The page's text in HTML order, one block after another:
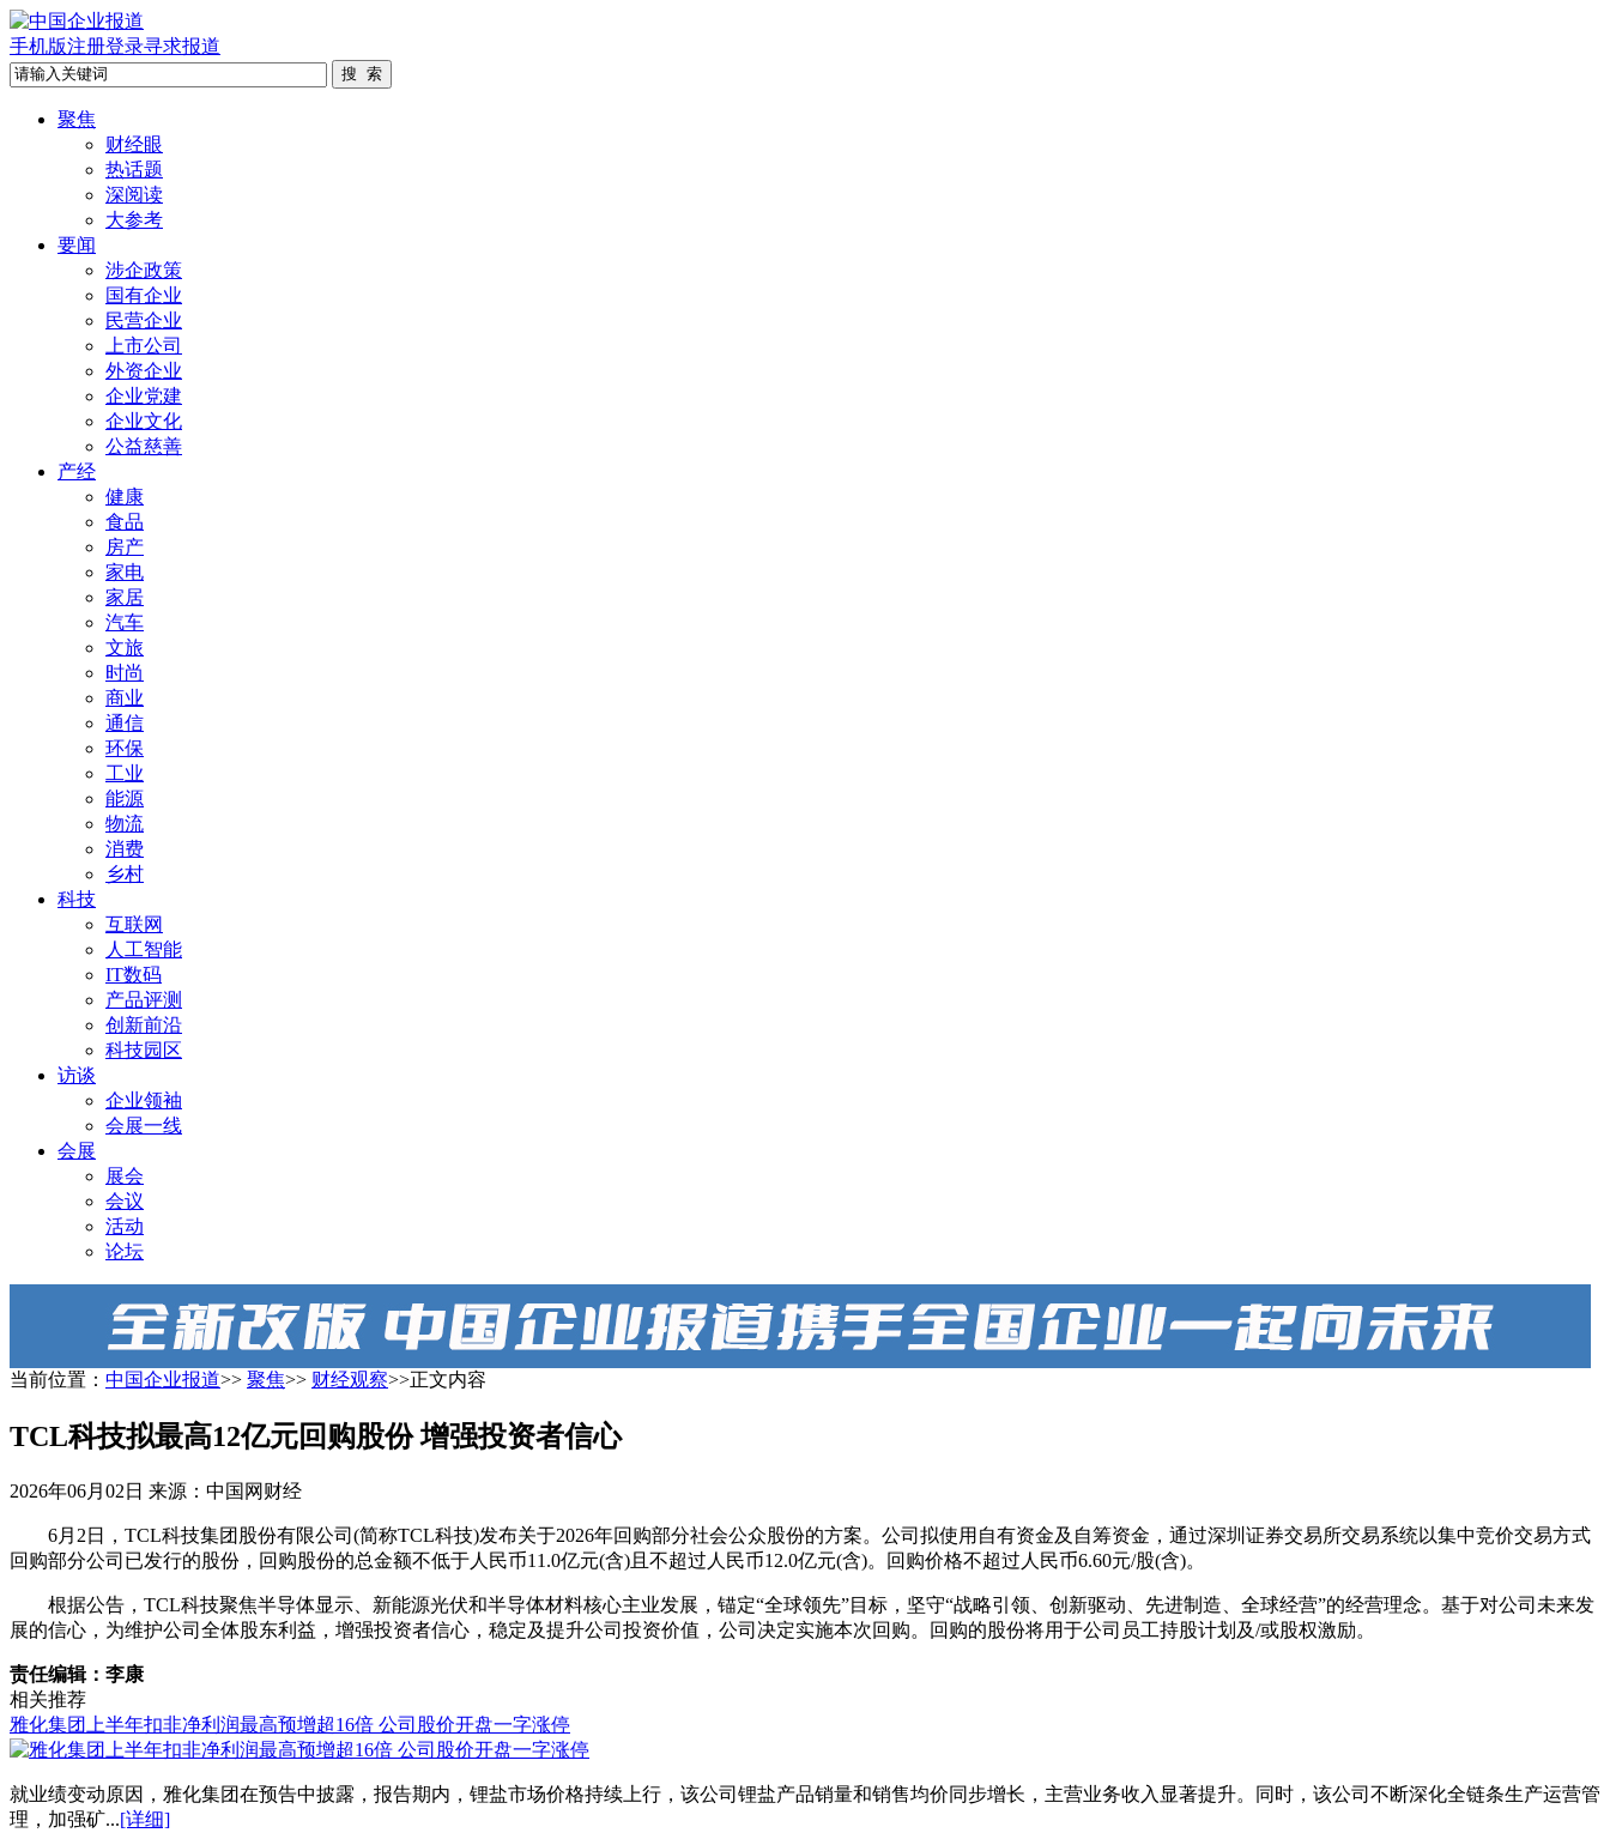
手机版注册登录寻求报道
聚焦
财经眼
热话题
深阅读
大参考
要闻
涉企政策
国有企业
民营企业
上市公司
外资企业
企业党建
企业文化
公益慈善
产经
健康
食品
房产
家电
家居
汽车
文旅
时尚
商业
通信
环保
工业
能源
物流
消费
乡村
科技
互联网
人工智能
IT数码
产品评测
创新前沿
科技园区
访谈
企业领袖
会展一线
会展
展会
会议
活动
论坛
当前位置： 中国企业报道>> 聚焦>> 财经观察>>正文内容
TCL科技拟最高12亿元回购股份 增强投资者信心
2026年06月02日 来源：中国网财经
6月2日，TCL科技集团股份有限公司(简称TCL科技)发布关于2026年回购部分社会公众股份的方案。公司拟使用自有资金及自筹资金，通过深圳证券交易所交易系统以集中竞价交易方式
回购部分公司已发行的股份，回购股份的总金额不低于人民币11.0亿元(含)且不超过人民币12.0亿元(含)。回购价格不超过人民币6.60元/股(含)。
根据公告，TCL科技聚焦半导体显示、新能源光伏和半导体材料核心主业发展，锚定“全球领先”目标，坚守“战略引领、创新驱动、先进制造、全球经营”的经营理念。基于对公司未来发
展的信心，为维护公司全体股东利益，增强投资者信心，稳定及提升公司投资价值，公司决定实施本次回购。回购的股份将用于公司员工持股计划及/或股权激励。
责任编辑：李康
相关推荐
雅化集团上半年扣非净利润最高预增超16倍 公司股价开盘一字涨停
就业绩变动原因，雅化集团在预告中披露，报告期内，锂盐市场价格持续上行，该公司锂盐产品销量和销售均价同步增长，主营业务收入显著提升。同时，该公司不断深化全链条生产运营管
理，加强矿...[详细]